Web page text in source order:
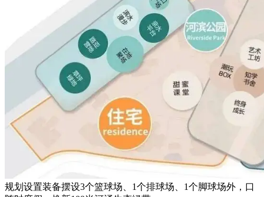
规划设置装备摆设3个篮球场、1个排球场、1个脚球场外，口